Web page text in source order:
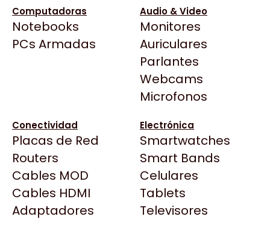
Computadoras
Notebooks
PCs Armadas
Audio & Video
Monitores
Auriculares
Parlantes
Webcams
Microfonos
Conectividad
Placas de Red
Routers
Cables MOD
Cables HDMI
Adaptadores
Electrónica
Smartwatches
Smart Bands
Celulares
Tablets
Televisores
BenQ
CX
Cooler Master
Deepcool
Dell
EVGA
Gamemax
Genesis
Genius
Todas las Tiendas
Click Gaming
Compufan Store
Dinobyte
Full H4rd
Gaming City
Gezatek
$399.378
Ver producto en la página de Gaming Point